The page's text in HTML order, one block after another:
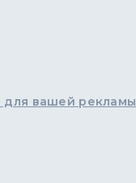
для вашей рекламы